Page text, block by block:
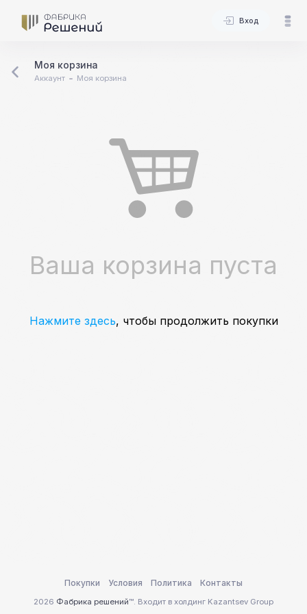
Вход
Моя корзина
Аккаунт Моя корзина
Ваша корзина пуста
Нажмите здесь, чтобы продолжить покупки
2026 Фабрика решений™. Входит в холдинг Kazantsev Group
Покупки Условия Политика Контакты